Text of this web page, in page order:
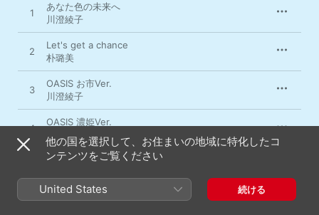
1
あなた色の未来へ
川澄綾子
2
Let's get a chance
朴璐美
3
OASIS お市Ver.
川澄綾子
4
OASIS 濃姫Ver.
朴璐美
春の小川 お市Ver.
紅葉 濃姫Ver.
他の国を選択して、お住まいの地域に特化したコ
ンテンツをご覧ください
United States 続ける